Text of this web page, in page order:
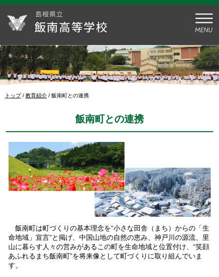
このページの本文へ
現
トップ/ 教育紹介 / 飯南町との連携
飯南町との連携
飯南町は町づくりの基本理念を“小さな田舎（まち）からの「生
命地域」宣言”と掲げ、中国山地の自然の恵み、神戸川の源流、里
山に暮らす人々の営みがあるこの町を生命地域と位置付け、“笑顔
あふれるまち飯南町”を将来像として町づくりに取り組んでいま
す。